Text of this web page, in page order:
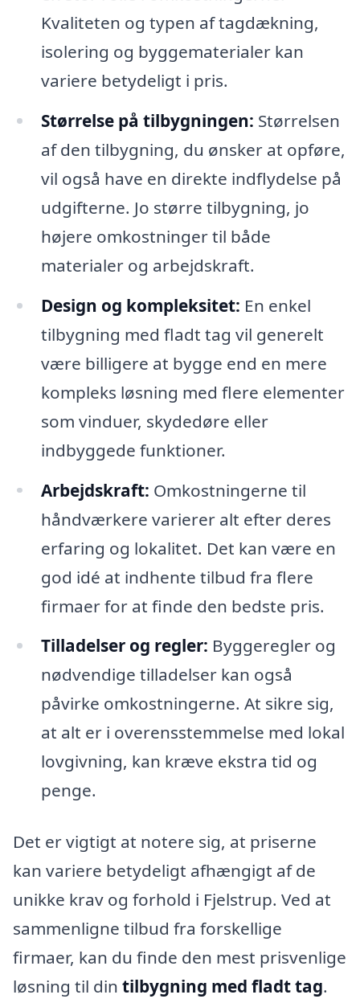
Kvaliteten og typen af tagdækning,
isolering og byggematerialer kan
variere betydeligt i pris.
Størrelse på tilbygningen: Størrelsen
af den tilbygning, du ønsker at opføre,
vil også have en direkte indflydelse på
udgifterne. Jo større tilbygning, jo
højere omkostninger til både
materialer og arbejdskraft.
Design og kompleksitet: En enkel
tilbygning med fladt tag vil generelt
være billigere at bygge end en mere
kompleks løsning med flere elementer
som vinduer, skydedøre eller
indbyggede funktioner.
Arbejdskraft: Omkostningerne til
håndværkere varierer alt efter deres
erfaring og lokalitet. Det kan være en
god idé at indhente tilbud fra flere
firmaer for at finde den bedste pris.
Tilladelser og regler: Byggeregler og
nødvendige tilladelser kan også
påvirke omkostningerne. At sikre sig,
at alt er i overensstemmelse med lokal
lovgivning, kan kræve ekstra tid og
penge.
Det er vigtigt at notere sig, at priserne
kan variere betydeligt afhængigt af de
unikke krav og forhold i Fjelstrup. Ved at
sammenligne tilbud fra forskellige
firmaer, kan du finde den mest prisvenlige
løsning til din tilbygning med fladt tag.